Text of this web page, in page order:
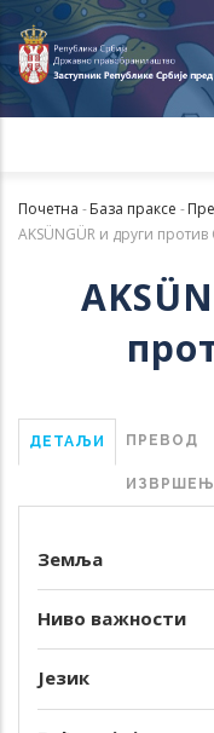
to
main
content
Мрвице
Почетна -База праксе -
AKSÜNGÜR и други против
ДЕТАЉИ ПРЕВОД
Земља
Ниво важности
Језик